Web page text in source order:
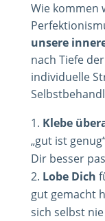
Wie kommen
unsere
nach Tiefe
individuelle
Klebe
„gut ist
Dir besser
Lobe Dich
gut gemacht
sich selbst